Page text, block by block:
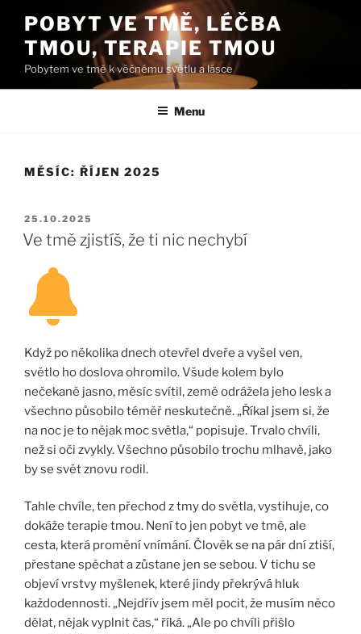
obsahu
webu
POBYT VE TMĚ, LÉČBA
TMOU, TERAPIE TMOU
Pobytem ve tmě k věčnému světlu a lásce
Menu
MĚSÍC: ŘÍJEN 2025
PUBLIKOVÁNO
25.10.2025
Ve tmě zjistíš, že ti nic nechybí
Když po několika dnech otevřel dveře a vyšel ven,
světlo ho doslova ohromilo. Všude kolem bylo
nečekaně jasno, měsíc svítil, země odrážela jeho lesk a
všechno působilo téměř neskutečně. „Říkal jsem si, že
na noc je to nějak moc světla,“ popisuje. Trvalo chvíli,
než si oči zvykly. Všechno působilo trochu mlhavě, jako
by se svět znovu rodil.
Tahle chvíle, ten přechod z tmy do světla, vystihuje, co
dokáže terapie tmou. Není to jen pobyt ve tmě, ale
cesta, která promění vnímání. Člověk se na pár dní ztiší,
přestane spěchat a zůstane jen se sebou. V tichu se
objeví vrstvy myšlenek, které jindy překrývá hluk
každodennosti. „Nejdřív jsem měl pocit, že musím něco
dělat, nějak vyplnit čas,“ říká. „Ale po chvíli přišlo